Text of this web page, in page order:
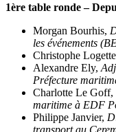
1ère table ronde –
Morgan Bourhis,
les événements
Christophe
Alexandre Ely,
Préfecture
Charlotte Le Goff,
maritime à EDF
Philippe Janvier,
transport au